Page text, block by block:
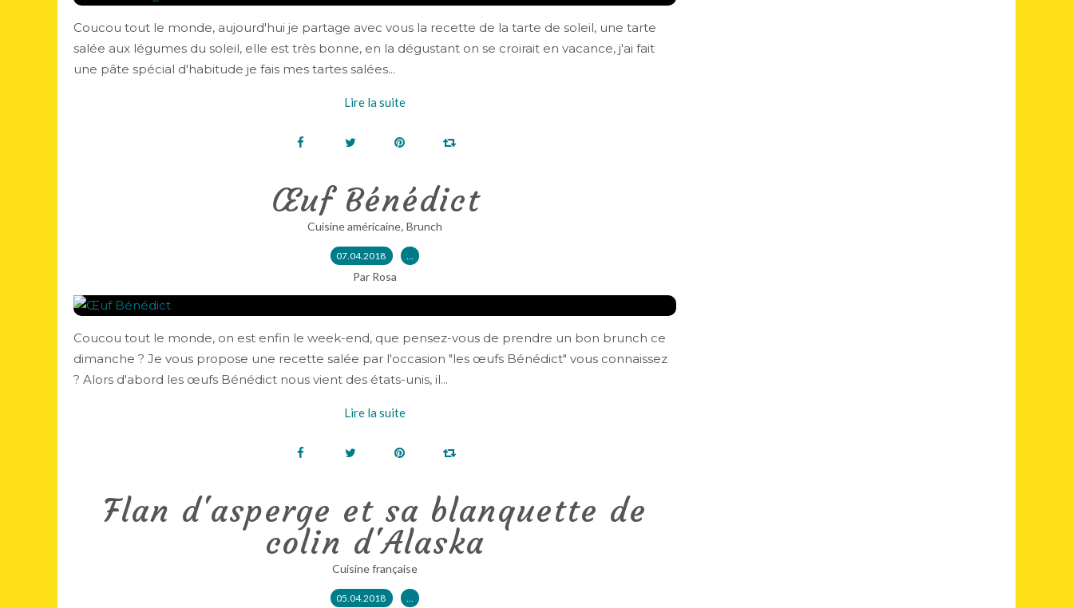
Coucou tout le monde, aujourd'hui je partage avec vous la recette de la tarte de soleil, une tarte
salée aux légumes du soleil, elle est très bonne, en la dégustant on se croirait en vacance, j'ai fait
une pâte spécial d'habitude je fais mes tartes salées...
Lire la suite
Œuf Bénédict
Cuisine américaine, Brunch
07.04.2018 …
Par Rosa
Coucou tout le monde, on est enfin le week-end, que pensez-vous de prendre un bon brunch ce
dimanche ? Je vous propose une recette salée par l'occasion "les œufs Bénédict" vous connaissez
? Alors d'abord les œufs Bénédict nous vient des états-unis, il...
Lire la suite
Flan d'asperge et sa blanquette de
colin d'Alaska
Cuisine française
05.04.2018 …